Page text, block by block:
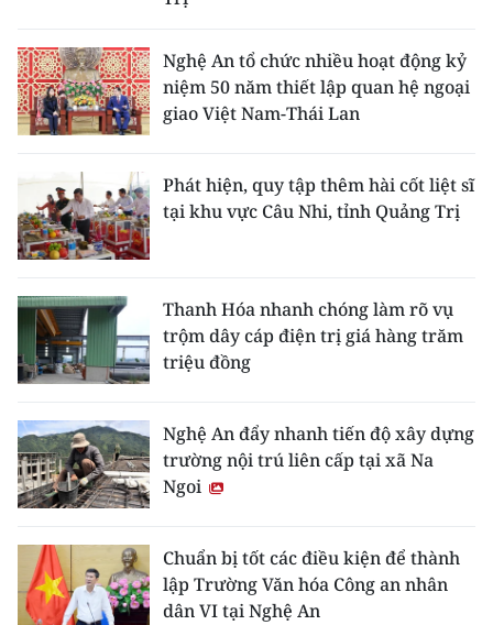
Nghệ An tổ chức nhiều hoạt động kỷ
niệm 50 năm thiết lập quan hệ ngoại
giao Việt Nam-Thái Lan
Phát hiện, quy tập thêm hài cốt liệt sĩ
tại khu vực Câu Nhi, tỉnh Quảng Trị
Thanh Hóa nhanh chóng làm rõ vụ
trộm dây cáp điện trị giá hàng trăm
triệu đồng
Nghệ An đẩy nhanh tiến độ xây dựng
trường nội trú liên cấp tại xã Na
Ngoi
Chuẩn bị tốt các điều kiện để thành
lập Trường Văn hóa Công an nhân
dân VI tại Nghệ An